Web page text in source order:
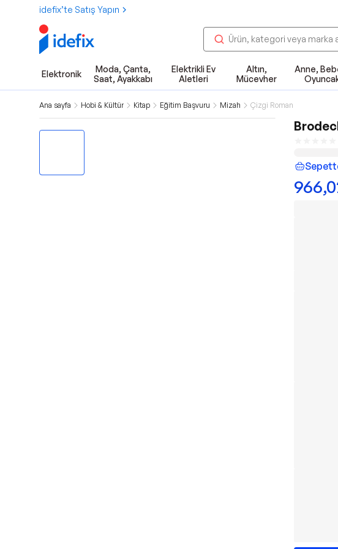
idefix’te Satış Yapın
Elektronik
Moda, Çanta,
Saat, Ayakkabı
Elektrikli Ev
Aletleri
Altın,
Mücevher
Anne,
Ana sayfa Hobi & Kültür Kitap Eğitim Başvuru Mizah Çizgi Roman